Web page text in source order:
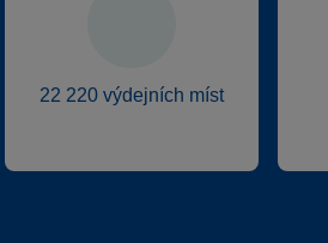
22 220 výdejních míst